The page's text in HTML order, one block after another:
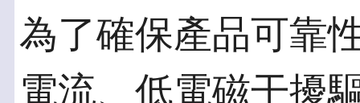
為了確保產品可靠
電流、低電磁干擾